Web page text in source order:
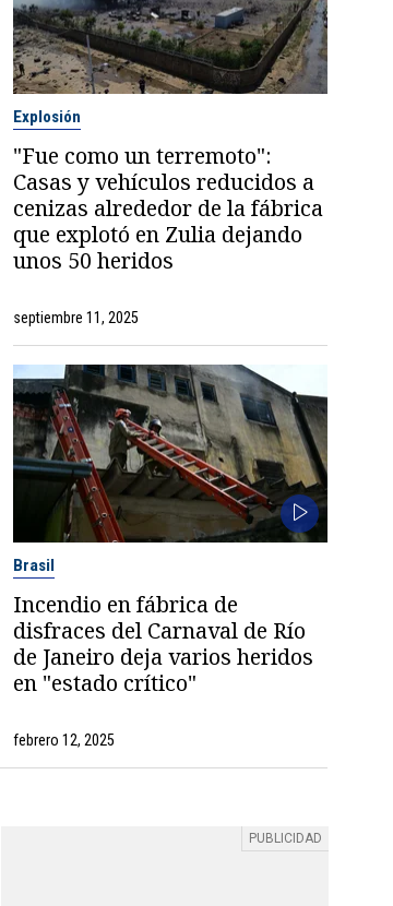
Explosión
"Fue como un terremoto":
Casas y vehículos reducidos a
cenizas alrededor de la fábrica
que explotó en Zulia dejando
unos 50 heridos
septiembre 11, 2025
Brasil
Incendio en fábrica de
disfraces del Carnaval de Río
de Janeiro deja varios heridos
en "estado crítico"
febrero 12, 2025